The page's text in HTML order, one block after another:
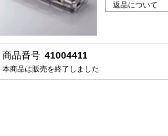
返品について
商品番号 41004411
本商品は販売を終了しました